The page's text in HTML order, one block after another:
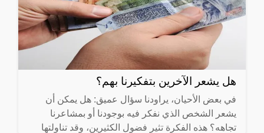
هل يشعر الآخرين بتفكيرنا بهم؟
في بعض الأحيان، يراودنا سؤال عميق: هل يمكن أن
يشعر الشخص الذي نفكر فيه بوجودنا أو بمشاعرنا
تجاهه؟ هذه الفكرة تثير فضول الكثيرين، وقد تناولتها